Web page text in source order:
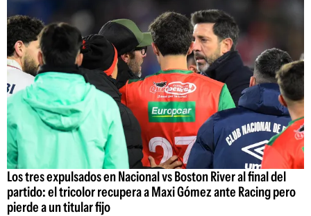
Los tres expulsados en Nacional vs Boston River al final del
partido: el tricolor recupera a Maxi Gómez ante Racing pero
pierde a un titular fijo